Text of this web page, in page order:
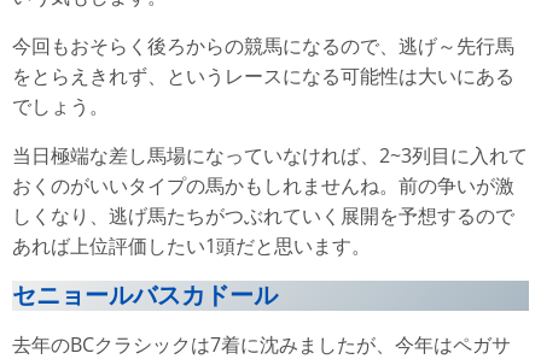
今回もおそらく後ろからの競馬になるので、逃げ～先行馬
をとらえきれず、というレースになる可能性は大いにある
でしょう。
当日極端な差し馬場になっていなければ、2~3列目に入れて
おくのがいいタイプの馬かもしれませんね。前の争いが激
しくなり、逃げ馬たちがつぶれていく展開を予想するので
あれば上位評価したい1頭だと思います。
セニョールバスカドール
去年のBCクラシックは7着に沈みましたが、今年はペガサ